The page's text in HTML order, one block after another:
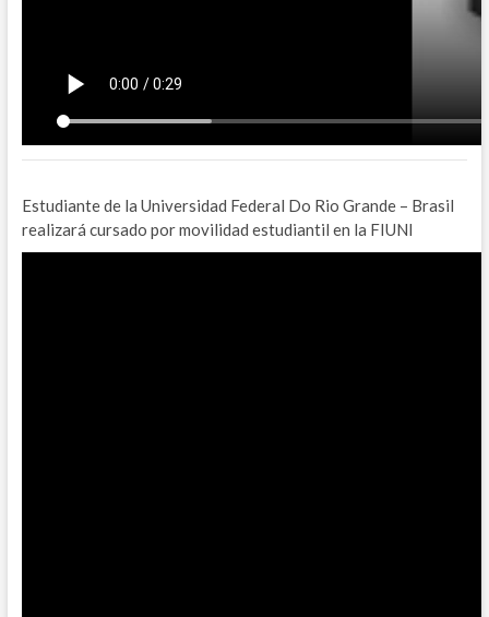
Estudiante de la Universidad Federal Do Rio Grande – Brasil
realizará cursado por movilidad estudiantil en la FIUNI